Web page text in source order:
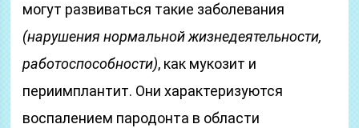
могут развиваться такие заболевания
(нарушения нормальной жизнедеятельности,
работоспособности), как мукозит и
периимплантит. Они характеризуются
воспалением пародонта в области